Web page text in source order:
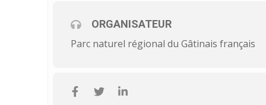
ORGANISATEUR
Parc naturel régional du Gâtinais français